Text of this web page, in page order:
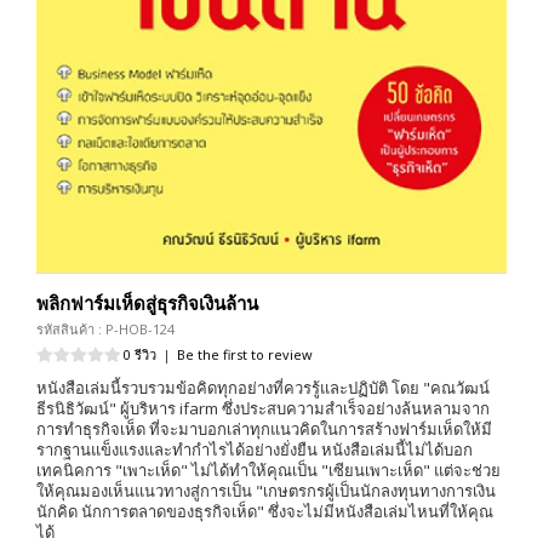
พลิกฟาร์มเห็ดสู่ธุรกิจเงินล้าน
รหัสสินค้า : P-HOB-124
0 รีวิว | Be the first to review
หนังสือเล่มนี้รวบรวมข้อคิดทุกอย่างที่ควรรู้และปฏิบัติ โดย "คณวัฒน์
ธีรนิธิวัฒน์" ผู้บริหาร ifarm ซึ่งประสบความสำเร็จอย่างล้นหลามจาก
การทำธุรกิจเห็ด ที่จะมาบอกเล่าทุกแนวคิดในการสร้างฟาร์มเห็ดให้มี
รากฐานแข็งแรงและทำกำไรได้อย่างยั่งยืน หนังสือเล่มนี้ไม่ได้บอก
เทคนิคการ "เพาะเห็ด" ไม่ได้ทำให้คุณเป็น "เซียนเพาะเห็ด" แต่จะช่วย
ให้คุณมองเห็นแนวทางสู่การเป็น "เกษตรกรผู้เป็นนักลงทุนทางการเงิน
นักคิด นักการตลาดของธุรกิจเห็ด" ซึ่งจะไม่มีหนังสือเล่มไหนที่ให้คุณ
ได้